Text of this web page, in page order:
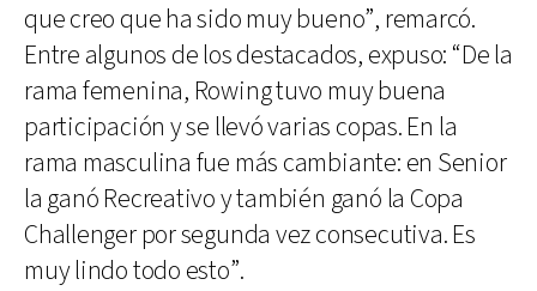
que creo que ha sido muy bueno”, remarcó.
Entre algunos de los destacados, expuso: “De la
rama femenina, Rowing tuvo muy buena
participación y se llevó varias copas. En la
rama masculina fue más cambiante: en Senior
la ganó Recreativo y también ganó la Copa
Challenger por segunda vez consecutiva. Es
muy lindo todo esto”.